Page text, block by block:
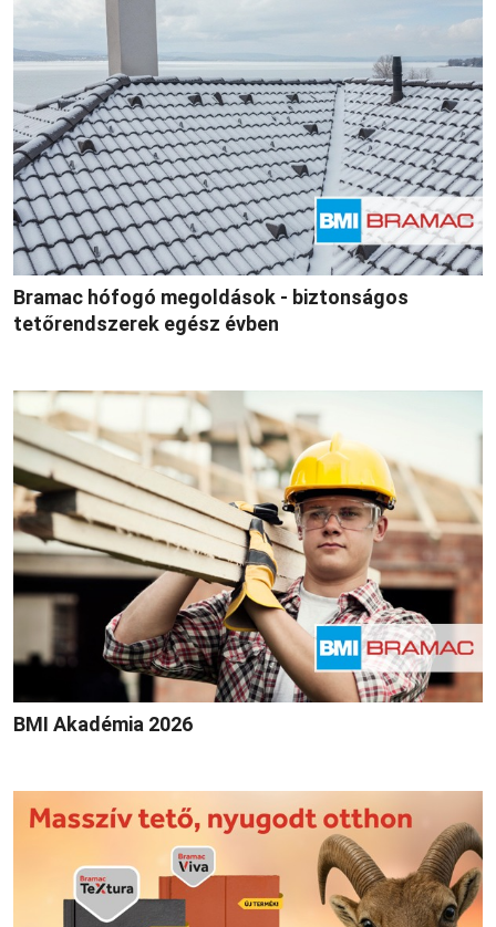
Bramac hófogó megoldások - biztonságos
tetőrendszerek egész évben
BMI Akadémia 2026